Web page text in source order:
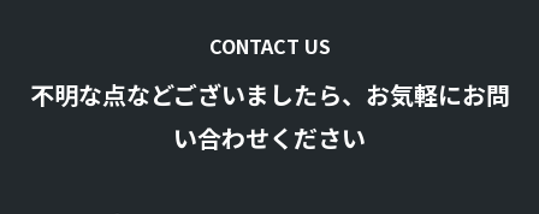
CONTACT US
不明な点などございましたら、お気軽にお問
い合わせください